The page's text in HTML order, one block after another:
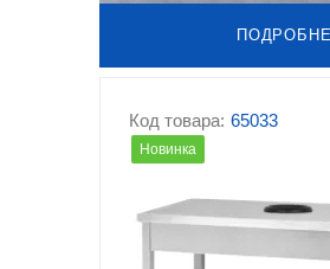
Код товара: 65033
Новинка